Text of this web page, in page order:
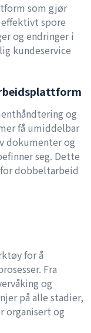
som gjør
spore
og endringer i
kundeservice
og
få umiddelbar
dokumenter og
seg. Dette
dobbeltarbeid
for å
Fra
og
på alle stadier,
organisert og